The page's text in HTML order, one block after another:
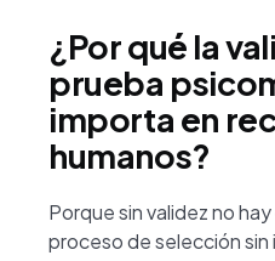
¿Por qué la
prueba
importa en
humanos?
Porque sin validez no
proceso de selección